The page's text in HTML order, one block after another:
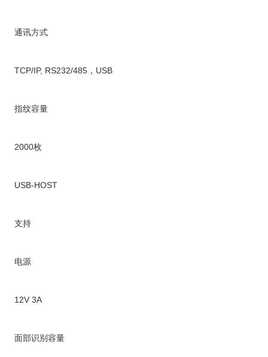
通讯方式
TCP/IP, RS232/485，USB
指纹容量
2000枚
USB-HOST
支持
电源
12V 3A
面部识别容量